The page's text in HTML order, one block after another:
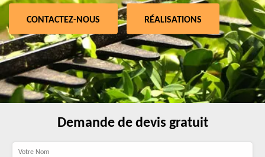
CONTACTEZ-NOUS RÉALISATIONS
Demande de devis gratuit